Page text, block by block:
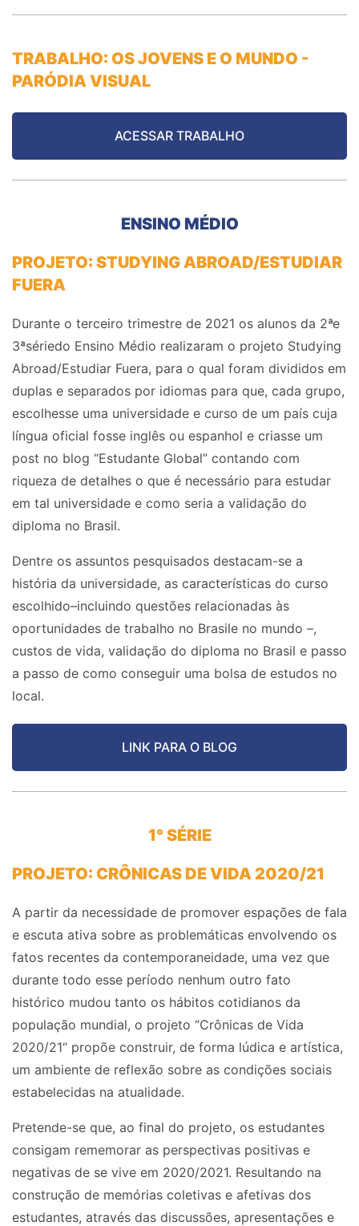
TRABALHO: OS JOVENS E O MUNDO -
PARÓDIA VISUAL
ACESSAR TRABALHO
ENSINO MÉDIO
PROJETO: STUDYING ABROAD/ESTUDIAR
FUERA
Durante o terceiro trimestre de 2021 os alunos da 2ªe
3ªsériedo Ensino Médio realizaram o projeto Studying
Abroad/Estudiar Fuera, para o qual foram divididos em
duplas e separados por idiomas para que, cada grupo,
escolhesse uma universidade e curso de um país cuja
língua oficial fosse inglês ou espanhol e criasse um
post no blog “Estudante Global” contando com
riqueza de detalhes o que é necessário para estudar
em tal universidade e como seria a validação do
diploma no Brasil.
Dentre os assuntos pesquisados destacam-se a
história da universidade, as características do curso
escolhido–incluindo questões relacionadas às
oportunidades de trabalho no Brasile no mundo –,
custos de vida, validação do diploma no Brasil e passo
a passo de como conseguir uma bolsa de estudos no
local.
LINK PARA O BLOG
1° SÉRIE
PROJETO: CRÔNICAS DE VIDA 2020/21
A partir da necessidade de promover espações de fala
e escuta ativa sobre as problemáticas envolvendo os
fatos recentes da contemporaneidade, uma vez que
durante todo esse período nenhum outro fato
histórico mudou tanto os hábitos cotidianos da
população mundial, o projeto “Crônicas de Vida
2020/21“ propõe construir, de forma lúdica e artística,
um ambiente de reflexão sobre as condições sociais
estabelecidas na atualidade.
Pretende-se que, ao final do projeto, os estudantes
consigam rememorar as perspectivas positivas e
negativas de se vive em 2020/2021. Resultando na
construção de memórias coletivas e afetivas dos
estudantes, através das discussões, apresentações e